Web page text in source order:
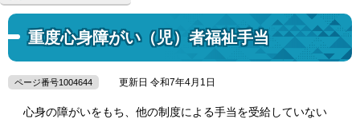
重度心身障がい（児）者福祉手当
ページ番号1004644 更新日 令和7年4月1日
心身の障がいをもち、他の制度による手当を受給していない